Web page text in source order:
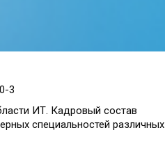
3
ИТ. Кадровый состав
специальностей различных